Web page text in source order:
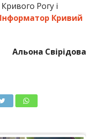
Рогу і
Кривий
Альона Свірідова